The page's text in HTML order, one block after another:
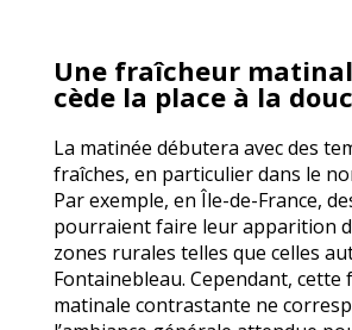
Une fraîcheur
cède la place à la
La matinée débutera avec des
fraîches, en particulier dans le
Par exemple, en Île-de-France,
pourraient faire leur apparition
zones rurales telles que celles
Fontainebleau. Cependant, cette
matinale contrastante ne